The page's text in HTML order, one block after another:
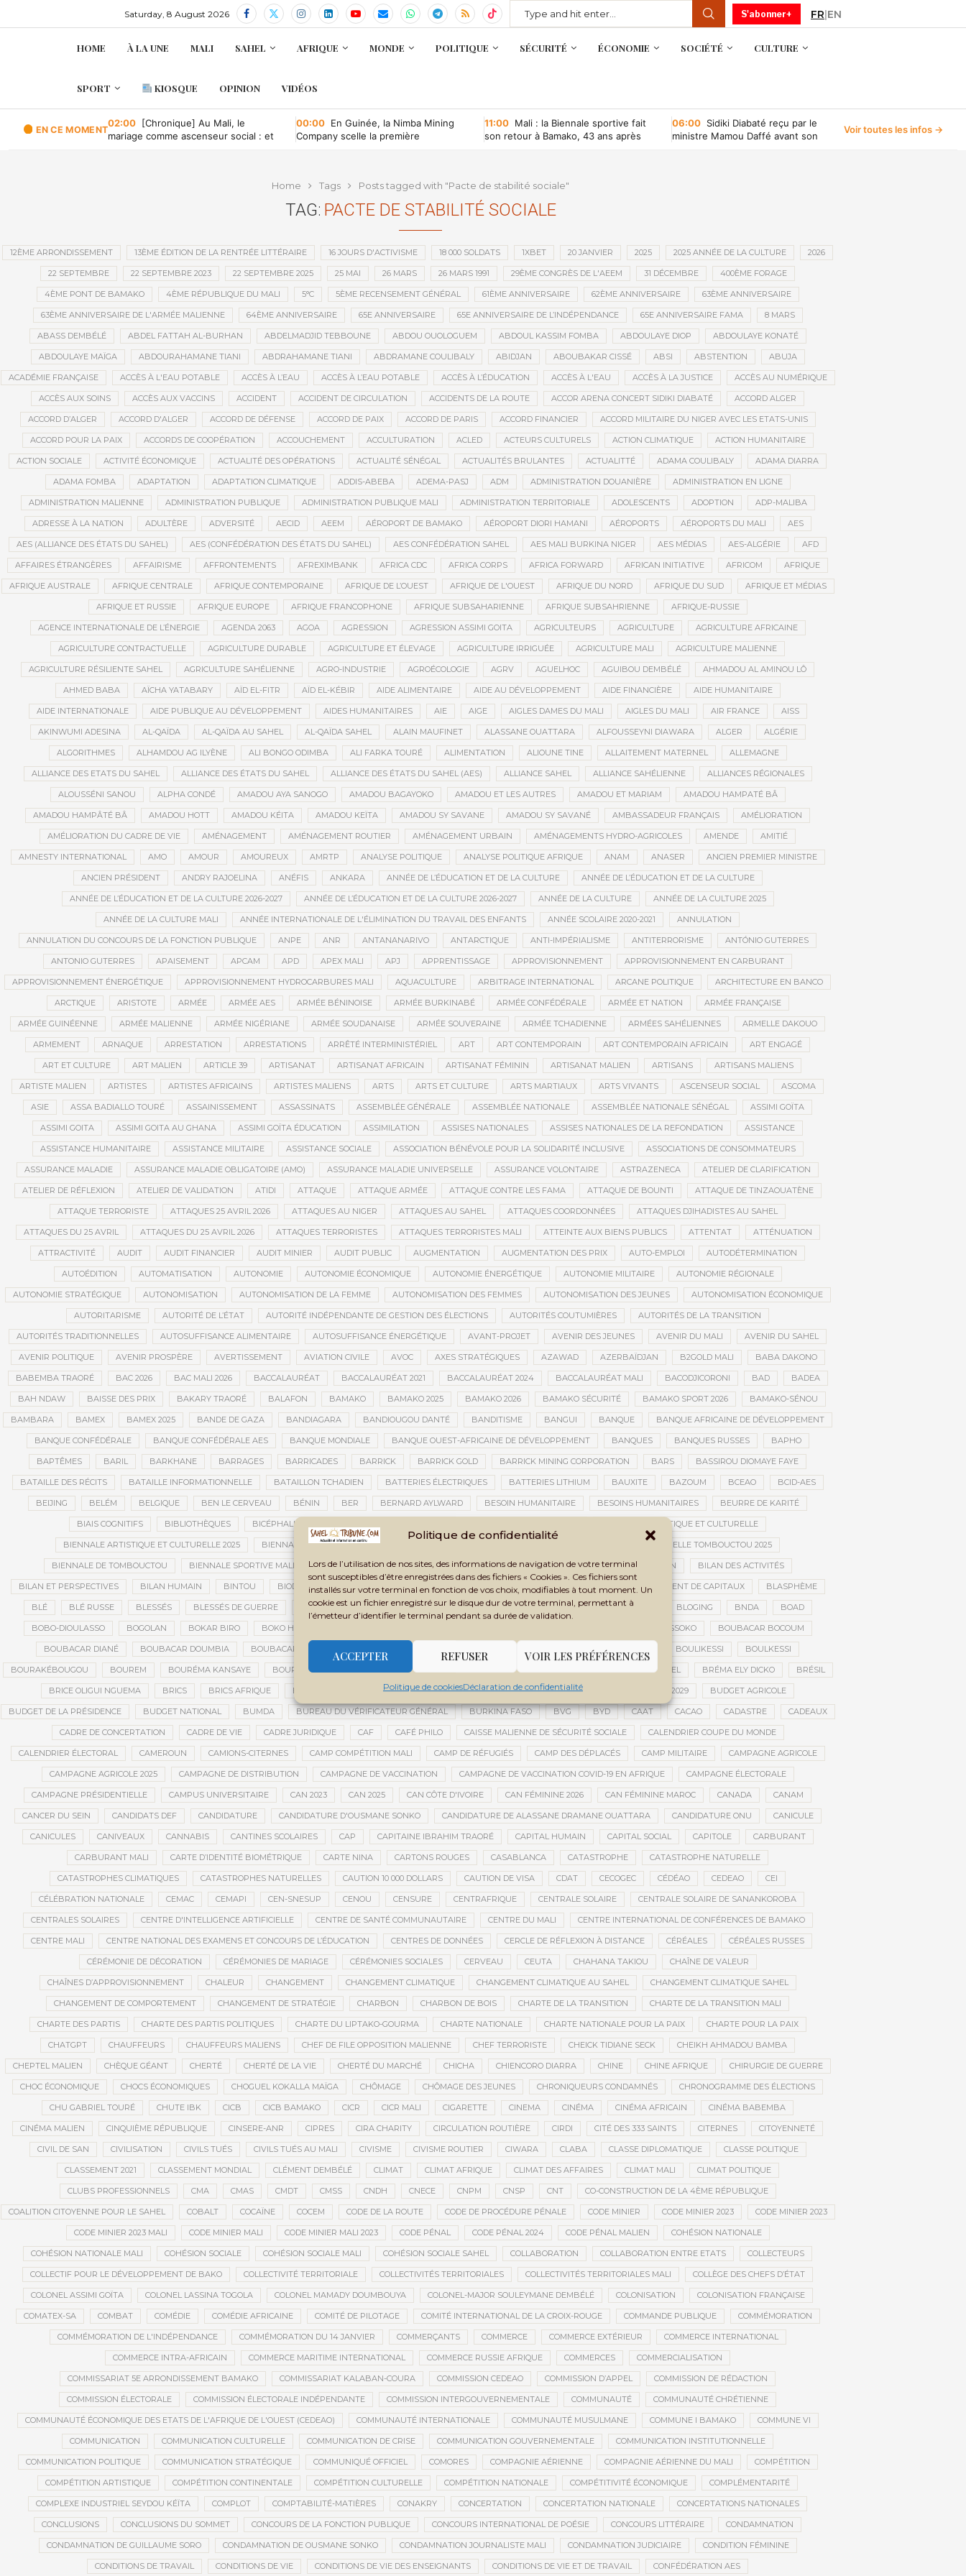
Politique de confidentialité
Lors de l’utilisation de nos sites, des informations de navigation de votre terminal
sont susceptibles d’être enregistrées dans des fichiers « Cookies ». Ces fichiers sont
installés sur votre terminal en fonction de vos choix, modifiables à tout moment. Un
cookie est un fichier enregistré sur le disque dur de votre terminal, permettant à
l’émetteur d’identifier le terminal pendant sa durée de validation.
ACCEPTER REFUSER VOIR LES PRÉFÉRENCES
Politique de cookiesDéclaration de confidentialité
Saturday, 8 August 2026 S'abonner+ FR|EN
HOME À LA UNE MALI SAHEL AFRIQUE MONDE POLITIQUE SÉCURITÉ ÉCONOMIE SOCIÉTÉ CULTURE
SPORT KIOSQUE OPINION VIDÉOS
EN CE MOMENT
02:00 [Chronique] Au Mali, le
mariage comme ascenseur social : et
00:00 En Guinée, la Nimba Mining
Company scelle la première
11:00 Mali : la Biennale sportive fait
son retour à Bamako, 43 ans après
06:00 Sidiki Diabaté reçu par le
ministre Mamou Daffé avant son
Voir toutes les infos →
Home Tags Posts tagged with "Pacte de stabilité sociale"
TAG: PACTE DE STABILITÉ SOCIALE
12ÈME ARRONDISSEMENT 13ÈME ÉDITION DE LA RENTRÉE LITTÉRAIRE 16 JOURS D'ACTIVISME 18 000 SOLDATS 1XBET 20 JANVIER 2025 2025 ANNÉE DE LA CULTURE 2026
22 SEPTEMBRE 22 SEPTEMBRE 2023 22 SEPTEMBRE 2025 25 MAI 26 MARS 26 MARS 1991 29ÈME CONGRÈS DE L'AEEM 31 DÉCEMBRE 400ÈME FORAGE
4ÈME PONT DE BAMAKO 4ÈME RÉPUBLIQUE DU MALI 5°C 5ÈME RECENSEMENT GÉNÉRAL 61ÈME ANNIVERSAIRE 62ÈME ANNIVERSAIRE 63ÈME ANNIVERSAIRE
63ÈME ANNIVERSAIRE DE L'ARMÉE MALIENNE 64ÈME ANNIVERSAIRE 65E ANNIVERSAIRE 65E ANNIVERSAIRE DE L’INDÉPENDANCE 65E ANNIVERSAIRE FAMA 8 MARS
ABASS DEMBÉLÉ ABDEL FATTAH AL-BURHAN ABDELMADJID TEBBOUNE ABDOU OUOLOGUEM ABDOUL KASSIM FOMBA ABDOULAYE DIOP ABDOULAYE KONATÉ
ABDOULAYE MAÏGA ABDOURAHAMANE TIANI ABDRAHAMANE TIANI ABDRAMANE COULIBALY ABIDJAN ABOUBAKAR CISSÉ ABSI ABSTENTION ABUJA
ACADÉMIE FRANÇAISE ACCÈS À L'EAU POTABLE ACCÈS À L’EAU ACCÈS À L’EAU POTABLE ACCÈS À L’ÉDUCATION ACCÈS À L'EAU ACCÈS À LA JUSTICE ACCÈS AU NUMÉRIQUE
ACCÈS AUX SOINS ACCÈS AUX VACCINS ACCIDENT ACCIDENT DE CIRCULATION ACCIDENTS DE LA ROUTE ACCOR ARENA CONCERT SIDIKI DIABATÉ ACCORD ALGER
ACCORD D’ALGER ACCORD D'ALGER ACCORD DE DÉFENSE ACCORD DE PAIX ACCORD DE PARIS ACCORD FINANCIER ACCORD MILITAIRE DU NIGER AVEC LES ETATS-UNIS
ACCORD POUR LA PAIX ACCORDS DE COOPÉRATION ACCOUCHEMENT ACCULTURATION ACLED ACTEURS CULTURELS ACTION CLIMATIQUE ACTION HUMANITAIRE
ACTION SOCIALE ACTIVITÉ ÉCONOMIQUE ACTUALITÉ DES OPÉRATIONS ACTUALITÉ SÉNÉGAL ACTUALITÉS BRULANTES ACTUALITTÉ ADAMA COULIBALY ADAMA DIARRA
ADAMA FOMBA ADAPTATION ADAPTATION CLIMATIQUE ADDIS-ABEBA ADEMA-PASJ ADM ADMINISTRATION DOUANIÈRE ADMINISTRATION EN LIGNE
ADMINISTRATION MALIENNE ADMINISTRATION PUBLIQUE ADMINISTRATION PUBLIQUE MALI ADMINISTRATION TERRITORIALE ADOLESCENTS ADOPTION ADP-MALIBA
ADRESSE À LA NATION ADULTÈRE ADVERSITÉ AECID AEEM AÉROPORT DE BAMAKO AÉROPORT DIORI HAMANI AÉROPORTS AÉROPORTS DU MALI AES
AES (ALLIANCE DES ÉTATS DU SAHEL) AES (CONFÉDÉRATION DES ÉTATS DU SAHEL) AES CONFÉDÉRATION SAHEL AES MALI BURKINA NIGER AES MÉDIAS AES-ALGÉRIE AFD
AFFAIRES ÉTRANGÈRES AFFAIRISME AFFRONTEMENTS AFREXIMBANK AFRICA CDC AFRICA CORPS AFRICA FORWARD AFRICAN INITIATIVE AFRICOM AFRIQUE
AFRIQUE AUSTRALE AFRIQUE CENTRALE AFRIQUE CONTEMPORAINE AFRIQUE DE L’OUEST AFRIQUE DE L'OUEST AFRIQUE DU NORD AFRIQUE DU SUD AFRIQUE ET MÉDIAS
AFRIQUE ET RUSSIE AFRIQUE EUROPE AFRIQUE FRANCOPHONE AFRIQUE SUBSAHARIENNE AFRIQUE SUBSAHRIENNE AFRIQUE-RUSSIE
AGENCE INTERNATIONALE DE L’ÉNERGIE AGENDA 2063 AGOA AGRESSION AGRESSION ASSIMI GOITA AGRICULTEURS AGRICULTURE AGRICULTURE AFRICAINE
AGRICULTURE CONTRACTUELLE AGRICULTURE DURABLE AGRICULTURE ET ÉLEVAGE AGRICULTURE IRRIGUÉE AGRICULTURE MALI AGRICULTURE MALIENNE
AGRICULTURE RÉSILIENTE SAHEL AGRICULTURE SAHÉLIENNE AGRO-INDUSTRIE AGROÉCOLOGIE AGRV AGUELHOC AGUIBOU DEMBÉLÉ AHMADOU AL AMINOU LÔ
AHMED BABA AÏCHA YATABARY AÏD EL-FITR AÏD EL-KÉBIR AIDE ALIMENTAIRE AIDE AU DÉVELOPPEMENT AIDE FINANCIÈRE AIDE HUMANITAIRE
AIDE INTERNATIONALE AIDE PUBLIQUE AU DÉVELOPPEMENT AIDES HUMANITAIRES AIE AIGE AIGLES DAMES DU MALI AIGLES DU MALI AIR FRANCE AISS
AKINWUMI ADESINA AL-QAÏDA AL-QAÏDA AU SAHEL AL-QAÏDA SAHEL ALAIN MAUFINET ALASSANE OUATTARA ALFOUSSEYNI DIAWARA ALGER ALGÉRIE
ALGORITHMES ALHAMDOU AG ILYÈNE ALI BONGO ODIMBA ALI FARKA TOURÉ ALIMENTATION ALIOUNE TINE ALLAITEMENT MATERNEL ALLEMAGNE
ALLIANCE DES ETATS DU SAHEL ALLIANCE DES ÉTATS DU SAHEL ALLIANCE DES ÉTATS DU SAHEL (AES) ALLIANCE SAHEL ALLIANCE SAHÉLIENNE ALLIANCES RÉGIONALES
ALOUSSÉNI SANOU ALPHA CONDÉ AMADOU AYA SANOGO AMADOU BAGAYOKO AMADOU ET LES AUTRES AMADOU ET MARIAM AMADOU HAMPATÉ BÂ
AMADOU HAMPÂTÉ BÂ AMADOU HOTT AMADOU KÉITA AMADOU KEÏTA AMADOU SY SAVANE AMADOU SY SAVANÉ AMBASSADEUR FRANÇAIS AMÉLIORATION
AMÉLIORATION DU CADRE DE VIE AMÉNAGEMENT AMÉNAGEMENT ROUTIER AMÉNAGEMENT URBAIN AMÉNAGEMENTS HYDRO-AGRICOLES AMENDE AMITIÉ
AMNESTY INTERNATIONAL AMO AMOUR AMOUREUX AMRTP ANALYSE POLITIQUE ANALYSE POLITIQUE AFRIQUE ANAM ANASER ANCIEN PREMIER MINISTRE
ANCIEN PRÉSIDENT ANDRY RAJOELINA ANÉFIS ANKARA ANNÉE DE L’ÉDUCATION ET DE LA CULTURE ANNÉE DE L’ÉDUCATION ET DE LA CULTURE
ANNÉE DE L’ÉDUCATION ET DE LA CULTURE 2026-2027 ANNÉE DE L’ÉDUCATION ET DE LA CULTURE 2026-2027 ANNÉE DE LA CULTURE ANNÉE DE LA CULTURE 2025
ANNÉE DE LA CULTURE MALI ANNÉE INTERNATIONALE DE L'ÉLIMINATION DU TRAVAIL DES ENFANTS ANNÉE SCOLAIRE 2020-2021 ANNULATION
ANNULATION DU CONCOURS DE LA FONCTION PUBLIQUE ANPE ANR ANTANANARIVO ANTARCTIQUE ANTI-IMPÉRIALISME ANTITERRORISME ANTÓNIO GUTERRES
ANTONIO GUTERRES APAISEMENT APCAM APD APEX MALI APJ APPRENTISSAGE APPROVISIONNEMENT APPROVISIONNEMENT EN CARBURANT
APPROVISIONNEMENT ÉNERGÉTIQUE APPROVISIONNEMENT HYDROCARBURES MALI AQUACULTURE ARBITRAGE INTERNATIONAL ARCANE POLITIQUE ARCHITECTURE EN BANCO
ARCTIQUE ARISTOTE ARMÉE ARMÉE AES ARMÉE BÉNINOISE ARMÉE BURKINABÉ ARMÉE CONFÉDÉRALE ARMÉE ET NATION ARMÉE FRANÇAISE
ARMÉE GUINÉENNE ARMÉE MALIENNE ARMÉE NIGÉRIANE ARMÉE SOUDANAISE ARMÉE SOUVERAINE ARMÉE TCHADIENNE ARMÉES SAHÉLIENNES ARMELLE DAKOUO
ARMEMENT ARNAQUE ARRESTATION ARRESTATIONS ARRÊTÉ INTERMINISTÉRIEL ART ART CONTEMPORAIN ART CONTEMPORAIN AFRICAIN ART ENGAGÉ
ART ET CULTURE ART MALIEN ARTICLE 39 ARTISANAT ARTISANAT AFRICAIN ARTISANAT FÉMININ ARTISANAT MALIEN ARTISANS ARTISANS MALIENS
ARTISTE MALIEN ARTISTES ARTISTES AFRICAINS ARTISTES MALIENS ARTS ARTS ET CULTURE ARTS MARTIAUX ARTS VIVANTS ASCENSEUR SOCIAL ASCOMA
ASIE ASSA BADIALLO TOURÉ ASSAINISSEMENT ASSASSINATS ASSEMBLÉE GÉNÉRALE ASSEMBLÉE NATIONALE ASSEMBLÉE NATIONALE SÉNÉGAL ASSIMI GOÏTA
ASSIMI GOITA ASSIMI GOITA AU GHANA ASSIMI GOÏTA ÉDUCATION ASSIMILATION ASSISES NATIONALES ASSISES NATIONALES DE LA REFONDATION ASSISTANCE
ASSISTANCE HUMANITAIRE ASSISTANCE MILITAIRE ASSISTANCE SOCIALE ASSOCIATION BÉNÉVOLE POUR LA SOLIDARITÉ INCLUSIVE ASSOCIATIONS DE CONSOMMATEURS
ASSURANCE MALADIE ASSURANCE MALADIE OBLIGATOIRE (AMO) ASSURANCE MALADIE UNIVERSELLE ASSURANCE VOLONTAIRE ASTRAZENECA ATELIER DE CLARIFICATION
ATELIER DE RÉFLEXION ATELIER DE VALIDATION ATIDI ATTAQUE ATTAQUE ARMÉE ATTAQUE CONTRE LES FAMA ATTAQUE DE BOUNTI ATTAQUE DE TINZAOUATÈNE
ATTAQUE TERRORISTE ATTAQUES 25 AVRIL 2026 ATTAQUES AU NIGER ATTAQUES AU SAHEL ATTAQUES COORDONNÉES ATTAQUES DJIHADISTES AU SAHEL
ATTAQUES DU 25 AVRIL ATTAQUES DU 25 AVRIL 2026 ATTAQUES TERRORISTES ATTAQUES TERRORISTES MALI ATTEINTE AUX BIENS PUBLICS ATTENTAT ATTÉNUATION
ATTRACTIVITÉ AUDIT AUDIT FINANCIER AUDIT MINIER AUDIT PUBLIC AUGMENTATION AUGMENTATION DES PRIX AUTO-EMPLOI AUTODÉTERMINATION
AUTOÉDITION AUTOMATISATION AUTONOMIE AUTONOMIE ÉCONOMIQUE AUTONOMIE ÉNERGÉTIQUE AUTONOMIE MILITAIRE AUTONOMIE RÉGIONALE
AUTONOMIE STRATÉGIQUE AUTONOMISATION AUTONOMISATION DE LA FEMME AUTONOMISATION DES FEMMES AUTONOMISATION DES JEUNES AUTONOMISATION ÉCONOMIQUE
AUTORITARISME AUTORITÉ DE L’ÉTAT AUTORITÉ INDÉPENDANTE DE GESTION DES ÉLECTIONS AUTORITÉS COUTUMIÈRES AUTORITÉS DE LA TRANSITION
AUTORITÉS TRADITIONNELLES AUTOSUFFISANCE ALIMENTAIRE AUTOSUFFISANCE ÉNERGÉTIQUE AVANT-PROJET AVENIR DES JEUNES AVENIR DU MALI AVENIR DU SAHEL
AVENIR POLITIQUE AVENIR PROSPÈRE AVERTISSEMENT AVIATION CIVILE AVOC AXES STRATÉGIQUES AZAWAD AZERBAÏDJAN B2GOLD MALI BABA DAKONO
BABEMBA TRAORÉ BAC 2026 BAC MALI 2026 BACCALAURÉAT BACCALAURÉAT 2021 BACCALAURÉAT 2024 BACCALAURÉAT MALI BACODJICORONI BAD BADEA
BAH NDAW BAISSE DES PRIX BAKARY TRAORÉ BALAFON BAMAKO BAMAKO 2025 BAMAKO 2026 BAMAKO SÉCURITÉ BAMAKO SPORT 2026 BAMAKO-SÉNOU
BAMBARA BAMEX BAMEX 2025 BANDE DE GAZA BANDIAGARA BANDIOUGOU DANTÉ BANDITISME BANGUI BANQUE BANQUE AFRICAINE DE DÉVELOPPEMENT
BANQUE CONFÉDÉRALE BANQUE CONFÉDÉRALE AES BANQUE MONDIALE BANQUE OUEST-AFRICAINE DE DÉVELOPPEMENT BANQUES BANQUES RUSSES BAPHO
BAPTÊMES BARIL BARKHANE BARRAGES BARRICADES BARRICK BARRICK GOLD BARRICK MINING CORPORATION BARS BASSIROU DIOMAYE FAYE
BATAILLE DES RÉCITS BATAILLE INFORMATIONNELLE BATAILLON TCHADIEN BATTERIES ÉLECTRIQUES BATTERIES LITHIUM BAUXITE BAZOUM BCEAO BCID-AES
BEIJING BELÉM BELGIQUE BEN LE CERVEAU BÉNIN BER BERNARD AYLWARD BESOIN HUMANITAIRE BESOINS HUMANITAIRES BEURRE DE KARITÉ
BIAIS COGNITIFS BIBLIOTHÈQUES BICÉPHALISME BIENNALE ARTISTIQUE ET CULTURELLE
BIENNALE ARTISTIQUE ET CULTURELLE 2025 BIENNALE ARTISTIQUE ET CULTURELLE DE TOMBOUCTOU 2025 BIENNALE ARTISTIQUE ET CULTURELLE TOMBOUCTOU 2025
BIENNALE DE TOMBOUCTOU BIENNALE SPORTIVE MALI BIG DATA BILAN BILAN 2024 BILAN ANNUEL BILAN DE LA TRANSITION BILAN DES ACTIVITÉS
BILAN ET PERSPECTIVES BILAN HUMAIN BINTOU BIODIVERSITÉ BIOMÉTRIE BLANCHIMENT BLANCHIMENT D’ARGENT BLANCHIMENT DE CAPITAUX BLASPHÈME
BLÉ BLÉ RUSSE BLESSÉS BLESSÉS DE GUERRE BLESSURE FATOU DEMBÉLÉ BLOCKCHAIN BLOCUS BLOCUS ÉCONOMIQUE BLOGING BNDA BOAD
BOBO-DIOULASSO BOGOLAN BOKAR BIRO BOKO HARAM BOUARÉ FILY SISSOKO BOUBACAR BOCOUM
BOUBACAR DIANÉ BOUBACAR DOUMBIA BOUBACAR MAO DIANÉ BOULEVARD DE L’INDÉPENDANCE BOULIKESSI BOULKESSI
BOURAKÉBOUGOU BOUREM BOURÉMA KANSAYE BOURSES BOURSES D'ÉTUDES BOURSES ÉTUDIANTS BRASSAGE CULTUREL BRÉMA ELY DICKO BRÉSIL
BRICE OLIGUI NGUEMA BRICS BRICS AFRIQUE BRIGADE MOBILE D’INTERVENTION BRUNO LE MAIRE BRUXELLES BUDGET 2027-2029 BUDGET AGRICOLE
BUDGET DE LA PRÉSIDENCE BUDGET NATIONAL BUMDA BUREAU DU VÉRIFICATEUR GÉNÉRAL BURKINA FASO BVG BYD CAAT CACAO CADASTRE CADEAUX
CADRE DE CONCERTATION CADRE DE VIE CADRE JURIDIQUE CAF CAFÉ PHILO CAISSE MALIENNE DE SÉCURITÉ SOCIALE CALENDRIER COUPE DU MONDE
CALENDRIER ÉLECTORAL CAMEROUN CAMIONS-CITERNES CAMP COMPÉTITION MALI CAMP DE RÉFUGIÉS CAMP DES DÉPLACÉS CAMP MILITAIRE CAMPAGNE AGRICOLE
CAMPAGNE AGRICOLE 2025 CAMPAGNE DE DISTRIBUTION CAMPAGNE DE VACCINATION CAMPAGNE DE VACCINATION COVID-19 EN AFRIQUE CAMPAGNE ÉLECTORALE
CAMPAGNE PRÉSIDENTIELLE CAMPUS UNIVERSITAIRE CAN 2023 CAN 2025 CAN CÔTE D'IVOIRE CAN FÉMININE 2026 CAN FÉMININE MAROC CANADA CANAM
CANCER DU SEIN CANDIDATS DEF CANDIDATURE CANDIDATURE D'OUSMANE SONKO CANDIDATURE DE ALASSANE DRAMANE OUATTARA CANDIDATURE ONU CANICULE
CANICULES CANIVEAUX CANNABIS CANTINES SCOLAIRES CAP CAPITAINE IBRAHIM TRAORÉ CAPITAL HUMAIN CAPITAL SOCIAL CAPITOLE CARBURANT
CARBURANT MALI CARTE D’IDENTITÉ BIOMÉTRIQUE CARTE NINA CARTONS ROUGES CASABLANCA CATASTROPHE CATASTROPHE NATURELLE
CATASTROPHES CLIMATIQUES CATASTROPHES NATURELLES CAUTION 10 000 DOLLARS CAUTION DE VISA CDAT CECOGEC CÉDÉAO CEDEAO CEI
CÉLÉBRATION NATIONALE CEMAC CEMAPI CEN-SNESUP CENOU CENSURE CENTRAFRIQUE CENTRALE SOLAIRE CENTRALE SOLAIRE DE SANANKOROBA
CENTRALES SOLAIRES CENTRE D'INTELLIGENCE ARTIFICIELLE CENTRE DE SANTÉ COMMUNAUTAIRE CENTRE DU MALI CENTRE INTERNATIONAL DE CONFÉRENCES DE BAMAKO
CENTRE MALI CENTRE NATIONAL DES EXAMENS ET CONCOURS DE L’ÉDUCATION CENTRES DE DONNÉES CERCLE DE RÉFLEXION À DISTANCE CÉRÉALES CÉRÉALES RUSSES
CÉRÉMONIE DE DÉCORATION CÉRÉMONIES DE MARIAGE CÉRÉMONIES SOCIALES CERVEAU CEUTA CHAHANA TAKIOU CHAÎNE DE VALEUR
CHAÎNES D’APPROVISIONNEMENT CHALEUR CHANGEMENT CHANGEMENT CLIMATIQUE CHANGEMENT CLIMATIQUE AU SAHEL CHANGEMENT CLIMATIQUE SAHEL
CHANGEMENT DE COMPORTEMENT CHANGEMENT DE STRATÉGIE CHARBON CHARBON DE BOIS CHARTE DE LA TRANSITION CHARTE DE LA TRANSITION MALI
CHARTE DES PARTIS CHARTE DES PARTIS POLITIQUES CHARTE DU LIPTAKO-GOURMA CHARTE NATIONALE CHARTE NATIONALE POUR LA PAIX CHARTE POUR LA PAIX
CHATGPT CHAUFFEURS CHAUFFEURS MALIENS CHEF DE FILE OPPOSITION MALIENNE CHEF TERRORISTE CHEICK TIDIANE SECK CHEIKH AHMADOU BAMBA
CHEPTEL MALIEN CHÈQUE GÉANT CHERTÉ CHERTÉ DE LA VIE CHERTÉ DU MARCHÉ CHICHA CHIENCORO DIARRA CHINE CHINE AFRIQUE CHIRURGIE DE GUERRE
CHOC ÉCONOMIQUE CHOCS ÉCONOMIQUES CHOGUEL KOKALLA MAÏGA CHÔMAGE CHÔMAGE DES JEUNES CHRONIQUEURS CONDAMNÉS CHRONOGRAMME DES ÉLECTIONS
CHU GABRIEL TOURÉ CHUTE IBK CICB CICB BAMAKO CICR CICR MALI CIGARETTE CINEMA CINÉMA CINÉMA AFRICAIN CINÉMA BABEMBA
CINÉMA MALIEN CINQUIÈME RÉPUBLIQUE CINSERE-ANR CIPRES CIRA CHARITY CIRCULATION ROUTIÈRE CIRDI CITÉ DES 333 SAINTS CITERNES CITOYENNETÉ
CIVIL DE SAN CIVILISATION CIVILS TUÉS CIVILS TUÉS AU MALI CIVISME CIVISME ROUTIER CIWARA CLABA CLASSE DIPLOMATIQUE CLASSE POLITIQUE
CLASSEMENT 2021 CLASSEMENT MONDIAL CLÉMENT DEMBÉLÉ CLIMAT CLIMAT AFRIQUE CLIMAT DES AFFAIRES CLIMAT MALI CLIMAT POLITIQUE
CLUBS PROFESSIONNELS CMA CMAS CMDT CMSS CNDH CNECE CNPM CNSP CNT CO-CONSTRUCTION DE LA 4ÈME RÉPUBLIQUE
COALITION CITOYENNE POUR LE SAHEL COBALT COCAÏNE COCEM CODE DE LA ROUTE CODE DE PROCÉDURE PÉNALE CODE MINIER CODE MINIER 2023 CODE MINIER 2023
CODE MINIER 2023 MALI CODE MINIER MALI CODE MINIER MALI 2023 CODE PÉNAL CODE PÉNAL 2024 CODE PÉNAL MALIEN COHÉSION NATIONALE
COHÉSION NATIONALE MALI COHÉSION SOCIALE COHÉSION SOCIALE MALI COHÉSION SOCIALE SAHEL COLLABORATION COLLABORATION ENTRE ETATS COLLECTEURS
COLLECTIF POUR LE DÉVELOPPEMENT DE BAKO COLLECTIVITÉ TERRITORIALE COLLECTIVITÉS TERRITORIALES COLLECTIVITÉS TERRITORIALES MALI COLLÈGE DES CHEFS D’ÉTAT
COLONEL ASSIMI GOÏTA COLONEL LASSINA TOGOLA COLONEL MAMADY DOUMBOUYA COLONEL-MAJOR SOULEYMANE DEMBÉLÉ COLONISATION COLONISATION FRANÇAISE
COMATEX-SA COMBAT COMÉDIE COMÉDIE AFRICAINE COMITÉ DE PILOTAGE COMITÉ INTERNATIONAL DE LA CROIX-ROUGE COMMANDE PUBLIQUE COMMÉMORATION
COMMÉMORATION DE L'INDÉPENDANCE COMMÉMORATION DU 14 JANVIER COMMERÇANTS COMMERCE COMMERCE EXTÉRIEUR COMMERCE INTERNATIONAL
COMMERCE INTRA-AFRICAIN COMMERCE MARITIME INTERNATIONAL COMMERCE RUSSIE AFRIQUE COMMERCES COMMERCIALISATION
COMMISSARIAT 5E ARRONDISSEMENT BAMAKO COMMISSARIAT KALABAN-COURA COMMISSION CEDEAO COMMISSION D’APPEL COMMISSION DE RÉDACTION
COMMISSION ÉLECTORALE COMMISSION ÉLECTORALE INDÉPENDANTE COMMISSION INTERGOUVERNEMENTALE COMMUNAUTÉ COMMUNAUTÉ CHRÉTIENNE
COMMUNAUTÉ ÉCONOMIQUE DES ETATS DE L'AFRIQUE DE L'OUEST (CEDEAO) COMMUNAUTÉ INTERNATIONALE COMMUNAUTÉ MUSULMANE COMMUNE I BAMAKO COMMUNE VI
COMMUNICATION COMMUNICATION CULTURELLE COMMUNICATION DE CRISE COMMUNICATION GOUVERNEMENTALE COMMUNICATION INSTITUTIONNELLE
COMMUNICATION POLITIQUE COMMUNICATION STRATÉGIQUE COMMUNIQUÉ OFFICIEL COMORES COMPAGNIE AÉRIENNE COMPAGNIE AÉRIENNE DU MALI COMPÉTITION
COMPÉTITION ARTISTIQUE COMPÉTITION CONTINENTALE COMPÉTITION CULTURELLE COMPÉTITION NATIONALE COMPÉTITIVITÉ ÉCONOMIQUE COMPLÉMENTARITÉ
COMPLEXE INDUSTRIEL SEYDOU KÉÏTA COMPLOT COMPTABILITÉ-MATIÈRES CONAKRY CONCERTATION CONCERTATION NATIONALE CONCERTATIONS NATIONALES
CONCLUSIONS CONCLUSIONS DU SOMMET CONCOURS DE LA FONCTION PUBLIQUE CONCOURS INTERNATIONAL DE POÉSIE CONCOURS LITTÉRAIRE CONDAMNATION
CONDAMNATION DE GUILLAUME SORO CONDAMNATION DE OUSMANE SONKO CONDAMNATION JOURNALISTE MALI CONDAMNATION JUDICIAIRE CONDITION FÉMININE
CONDITIONS DE TRAVAIL CONDITIONS DE VIE CONDITIONS DE VIE DES ENSEIGNANTS CONDITIONS DE VIE ET DE TRAVAIL CONFÉDÉRATION AES